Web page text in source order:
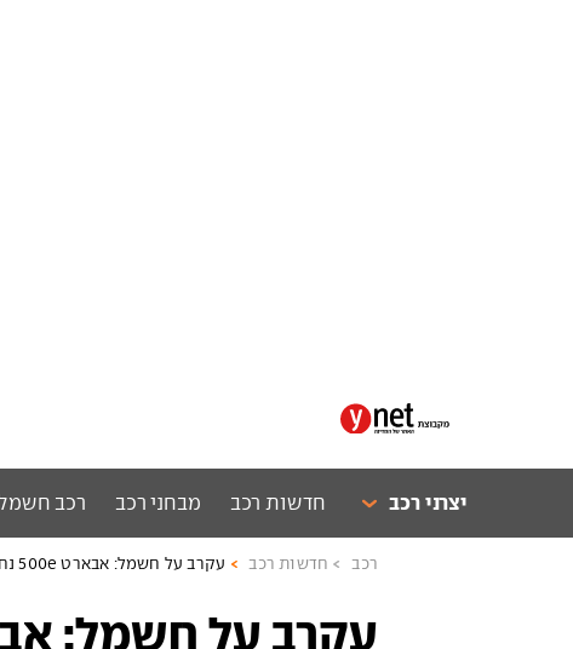
יצרני רכב חדשות רכב מבחני רכב רכב
רכב חדשות רכב עקרב על חשמל: אבארט 500e נחשפה